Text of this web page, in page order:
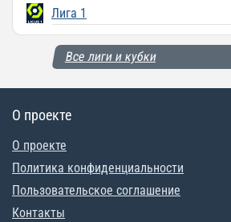
Лига 1
Все лиги и кубки
О проекте
О проекте
Политика конфиденциальности
Пользовательское соглашение
Контакты